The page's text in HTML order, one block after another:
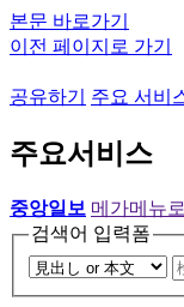
본문 바로가기
이전 페이지로 가기
공유하기 주요 서비
주요서비스
중앙일보 메가메뉴
검색어 입력폼